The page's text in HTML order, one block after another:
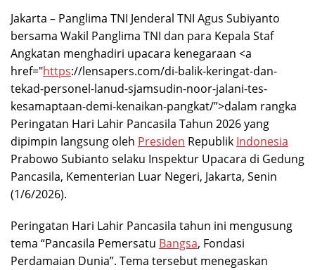
Jakarta – Panglima TNI Jenderal TNI Agus Subiyanto
bersama Wakil Panglima TNI dan para Kepala Staf
Angkatan menghadiri upacara kenegaraan <a
href="https://lensapers.com/di-balik-keringat-dan-
tekad-personel-lanud-sjamsudin-noor-jalani-tes-
kesamaptaan-demi-kenaikan-pangkat/”>dalam rangka
Peringatan Hari Lahir Pancasila Tahun 2026 yang
dipimpin langsung oleh Presiden Republik Indonesia
Prabowo Subianto selaku Inspektur Upacara di Gedung
Pancasila, Kementerian Luar Negeri, Jakarta, Senin
(1/6/2026).
Peringatan Hari Lahir Pancasila tahun ini mengusung
tema “Pancasila Pemersatu Bangsa, Fondasi
Perdamaian Dunia”. Tema tersebut menegaskan